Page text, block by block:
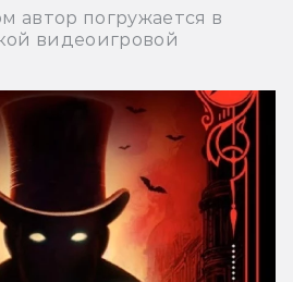
автор погружается в
видеоигровой